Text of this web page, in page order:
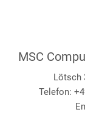
MSC
Lötsch
Telefon: